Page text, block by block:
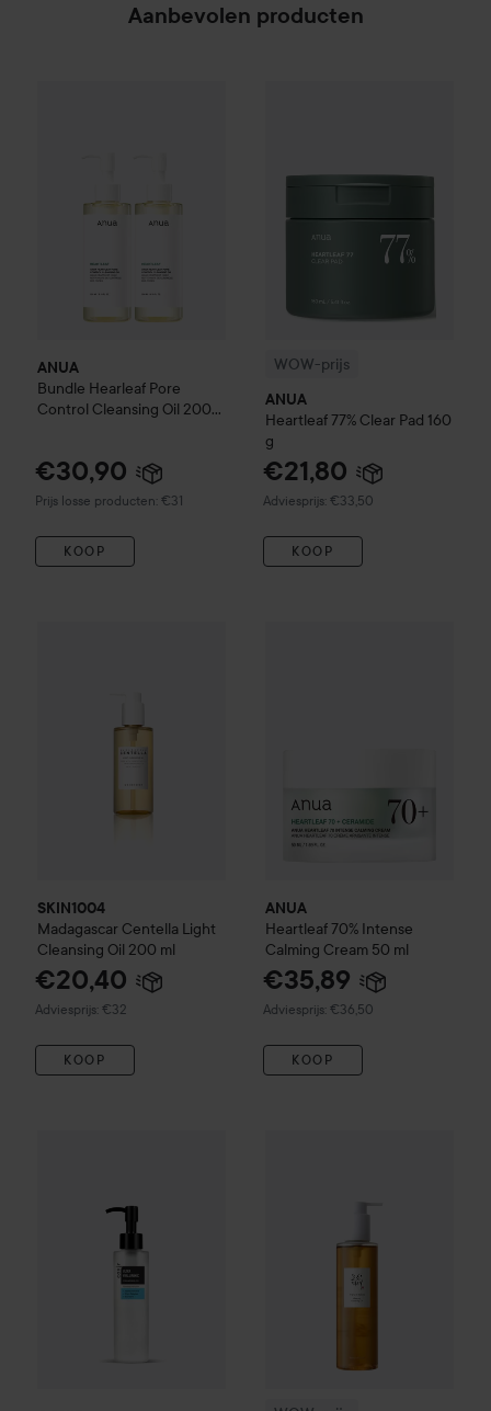
Aanbevolen producten
ANUA
Bundle Hearleaf Pore
Control Cleansing Oil 200
€30,90
Prijs losse producten: €31
KOOP
WOW-prijs
ANUA
Heartleaf77% Clear Pad 160
g
€21,80
Adviesprijs: €33,50
Aanbevolen prijs €33,50
KOOP
SKIN1004
Madagascar Centella Light
Cleansing Oil 200 ml
€20,40
Adviesprijs: €32
Aanbevolen prijs €32
KOOP
ANUA
Heartleaf70% Intense
Calming Cream 50 ml
€35,89
Adviesprijs: €36,50
Aanbevolen prijs €36,50
KOOP